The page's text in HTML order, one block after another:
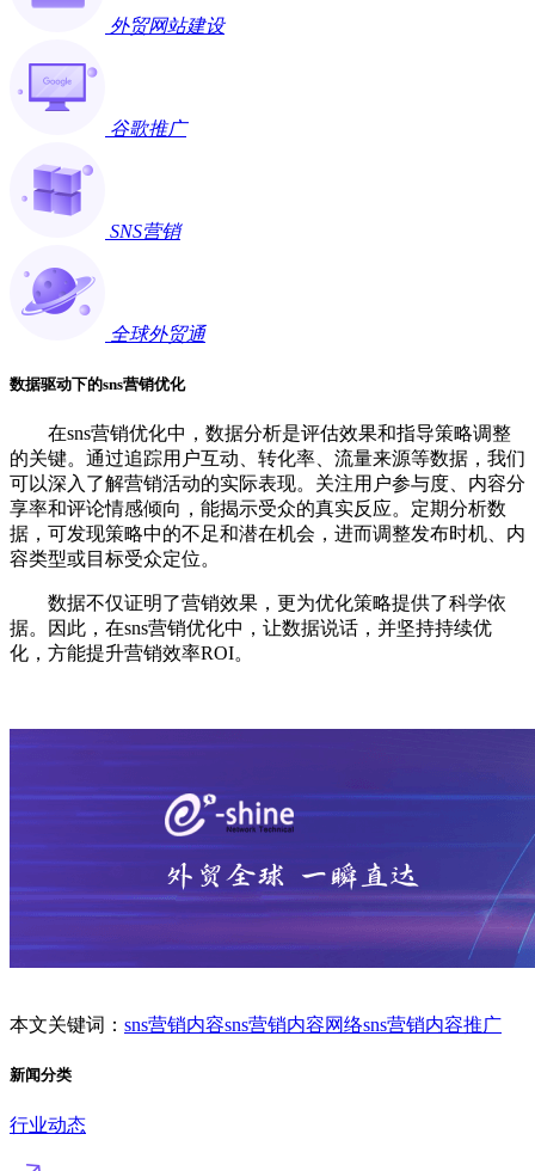
外贸网站建设
谷歌推广
SNS营销
全球外贸通
数据驱动下的sns营销优化
在sns营销优化中，数据分析是评估效果和指导策略调整
的关键。通过追踪用户互动、转化率、流量来源等数据，我们
可以深入了解营销活动的实际表现。关注用户参与度、内容分
享率和评论情感倾向，能揭示受众的真实反应。定期分析数
据，可发现策略中的不足和潜在机会，进而调整发布时机、内
容类型或目标受众定位。
数据不仅证明了营销效果，更为优化策略提供了科学依
据。因此，在sns营销优化中，让数据说话，并坚持持续优
化，方能提升营销效率ROI。
本文关键词： sns营销内容sns营销内容网络sns营销内容推广
新闻分类
行业动态